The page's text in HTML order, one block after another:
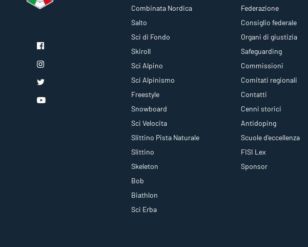
Combinata Nordica
Salto
Sci di Fondo
Skiroll
Sci Alpino
Sci Alpinismo
Freestyle
Snowboard
Sci Velocita
Slittino Pista Naturale
Slittino
Skeleton
Bob
Biathlon
Sci Erba
Federazione
Consiglio federale
Organi di giustizia
Safeguarding
Commissioni
Comitati regionali
Contatti
Cenni storici
Antidoping
Scuole d'eccellenza
FISI Lex
Sponsor